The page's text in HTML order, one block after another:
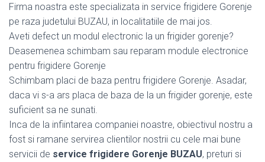
Firma noastra este specializata in service frigidere Gorenje
pe raza judetului BUZAU, in localitatiile de mai jos.
Aveti defect un modul electronic la un frigider gorenje?
Deasemenea schimbam sau reparam module electronice
pentru frigidere Gorenje
Schimbam placi de baza pentru frigidere Gorenje. Asadar,
daca vi s-a ars placa de baza de la un frigider gorenje, este
suficient sa ne sunati.
Inca de la infiintarea companiei noastre, obiectivul nostru a
fost si ramane servirea clientilor nostrii cu cele mai bune
servicii de service frigidere Gorenje BUZAU, preturi si